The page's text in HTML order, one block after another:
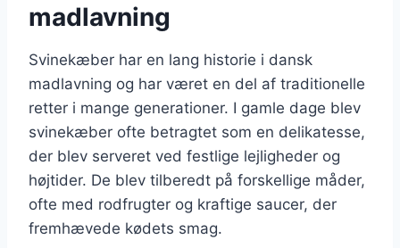
madlavning
Svinekæber har en lang historie i dansk
madlavning og har været en del af traditionelle
retter i mange generationer. I gamle dage blev
svinekæber ofte betragtet som en delikatesse,
der blev serveret ved festlige lejligheder og
højtider. De blev tilberedt på forskellige måder,
ofte med rodfrugter og kraftige saucer, der
fremhævede kødets smag.